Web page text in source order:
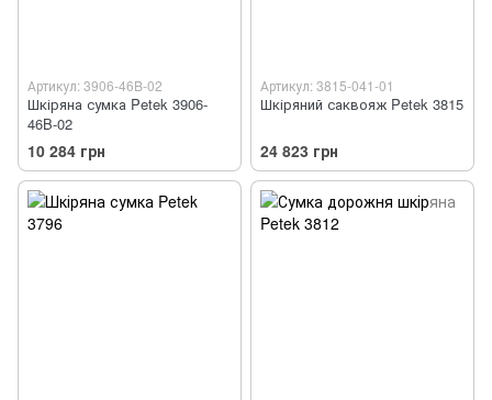
Артикул: 3906-46B-02
Шкіряна сумка Petek 3906-
46B-02
10 284 грн
Артикул: 3815-041-01
Шкіряний саквояж Petek 3815
24 823 грн